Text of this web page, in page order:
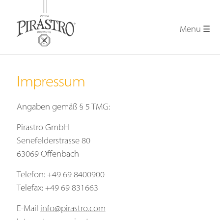
Menu ☰
Impressum
Angaben gemäß § 5 TMG:
Pirastro GmbH
Senefelderstrasse 80
63069 Offenbach
Telefon: +49 69 8400900
Telefax: +49 69 831663
E-Mail info@pirastro.com
DE|EN
—
Eigenschaften
Statements
PIRASTRO KorfkerRest® LUNA®
Anleitung